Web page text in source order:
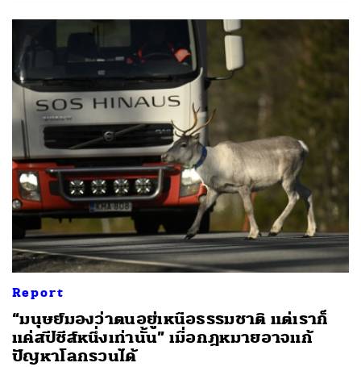
Report
“มนุษย์มองว่าตนอยู่เหนือธรรมชาติ แต่เราก็
แค่สปีชีส์หนึ่งเท่านั้น” เมื่อกฎหมายอาจแก้
ปัญหาโลกรวนได้